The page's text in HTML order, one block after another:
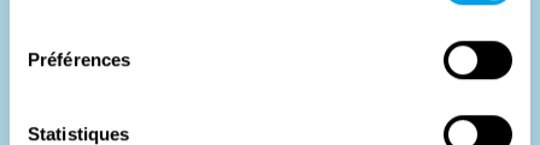
Préférences
Statistiques